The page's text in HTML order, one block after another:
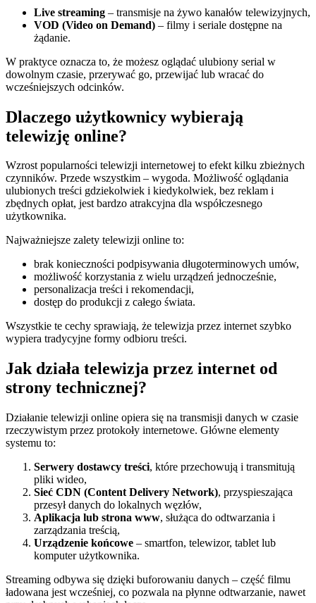
Live streaming – transmisje na żywo kanałów telewizyjnych,
VOD (Video on Demand) – filmy i seriale dostępne na
żądanie.
W praktyce oznacza to, że możesz oglądać ulubiony serial w
dowolnym czasie, przerywać go, przewijać lub wracać do
wcześniejszych odcinków.
Dlaczego użytkownicy wybierają
telewizję online?
Wzrost popularności telewizji internetowej to efekt kilku zbieżnych
czynników. Przede wszystkim – wygoda. Możliwość oglądania
ulubionych treści gdziekolwiek i kiedykolwiek, bez reklam i
zbędnych opłat, jest bardzo atrakcyjna dla współczesnego
użytkownika.
Najważniejsze zalety telewizji online to:
brak konieczności podpisywania długoterminowych umów,
możliwość korzystania z wielu urządzeń jednocześnie,
personalizacja treści i rekomendacji,
dostęp do produkcji z całego świata.
Wszystkie te cechy sprawiają, że telewizja przez internet szybko
wypiera tradycyjne formy odbioru treści.
Jak działa telewizja przez internet od
strony technicznej?
Działanie telewizji online opiera się na transmisji danych w czasie
rzeczywistym przez protokoły internetowe. Główne elementy
systemu to:
Serwery dostawcy treści, które przechowują i transmitują
pliki wideo,
Sieć CDN (Content Delivery Network), przyspieszająca
przesył danych do lokalnych węzłów,
Aplikacja lub strona www, służąca do odtwarzania i
zarządzania treścią,
Urządzenie końcowe – smartfon, telewizor, tablet lub
komputer użytkownika.
Streaming odbywa się dzięki buforowaniu danych – część filmu
ładowana jest wcześniej, co pozwala na płynne odtwarzanie, nawet